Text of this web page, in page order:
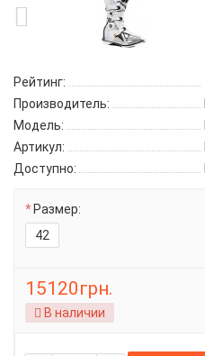
Рейтинг:
Производитель:
Модель:
Артикул:
Доступно:
Размер:
42
15120грн.
В наличии